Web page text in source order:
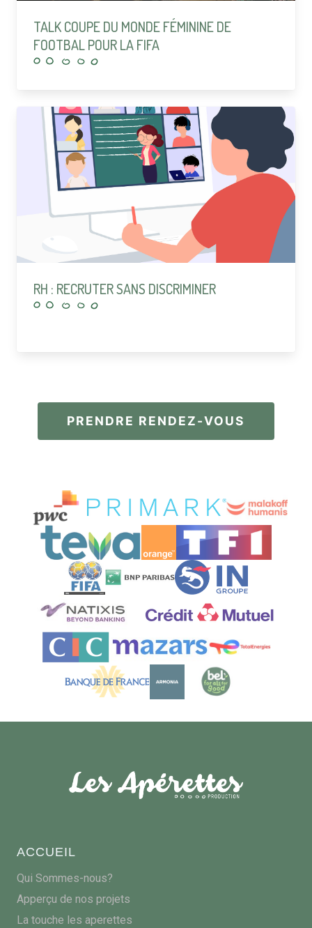
TALK COUPE DU MONDE FÉMININE DE
FOOTBAL POUR LA FIFA
RH : RECRUTER SANS DISCRIMINER
PRENDRE RENDEZ-VOUS
ACCUEIL
Qui Sommes-nous?
Apperçu de nos projets
La touche les aperettes